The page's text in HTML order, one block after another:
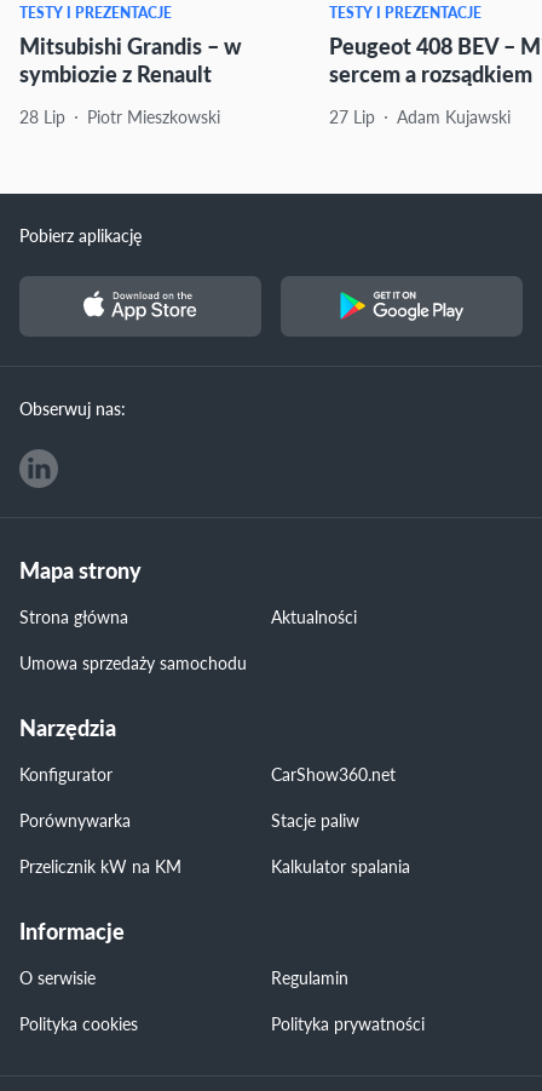
TESTY I PREZENTACJE
Mitsubishi Grandis – w
symbiozie z Renault
28 Lip Piotr Mieszkowski
TESTY I PREZENTACJE
Peugeot 408 BEV –
sercem a rozsądkiem
27 Lip Adam Kujawski
Pobierz aplikację
Obserwuj nas:
Mapa strony
Strona główna
Aktualności
Umowa sprzedaży samochodu
Narzędzia
Konfigurator
CarShow360.net
Porównywarka
Stacje paliw
Przelicznik kW na KM
Kalkulator spalania
Informacje
O serwisie
Regulamin
Polityka cookies
Polityka prywatności